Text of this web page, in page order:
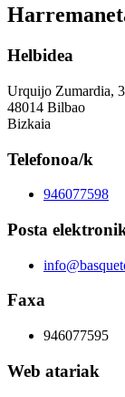
Helbidea
Urquijo Zumardia,
48014 Bilbao
Bizkaia
Telefonoa/k
946077598
Posta
Faxa
946077595
Web atariak